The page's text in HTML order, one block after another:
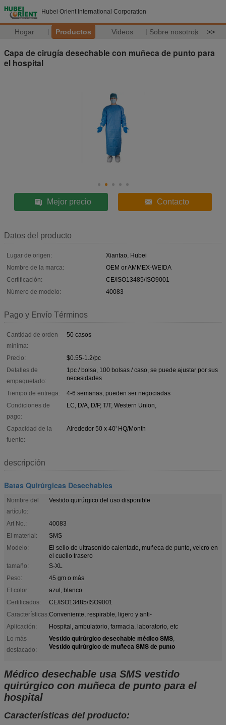
Hubei Orient International Corporation
Hogar Productos Videos Sobre nosotros >>
Capa de cirugía desechable con muñeca de punto para
el hospital
Mejor precio Contacto
Datos del producto
Lugar de origen:
Xiantao, Hubei
Nombre de la marca:
OEM or AMMEX-WEIDA
Certificación:
CE/ISO13485/ISO9001
Número de modelo:
40083
Pago y Envío Términos
Cantidad de orden
mínima:
50 casos
Precio:
$0.55-1.2/pc
Detalles de
empaquetado:
1pc / bolsa, 100 bolsas / caso, se puede ajustar por sus
necesidades
Tiempo de entrega:
4-6 semanas, pueden ser negociadas
Condiciones de
pago:
LC, D/A, D/P, T/T, Western Union,
Capacidad de la
fuente:
Alrededor 50 x 40' HQ/Month
descripción
Batas Quirúrgicas Desechables
Nombre del
artículo:
Vestido quirúrgico del uso disponible
Art No.:
40083
El material:
SMS
Modelo:
El sello de ultrasonido calentado, muñeca de punto, velcro en
el cuello trasero
tamaño:
S-XL
Peso:
45 gm o más
El color:
azul, blanco
Certificados:
CE/ISO13485/ISO9001
Características:Conveniente, respirable, ligero y anti-
Aplicación:
Hospital, ambulatorio, farmacia, laboratorio, etc
Lo más
destacado:
Vestido quirúrgico desechable médico SMS,
Vestido quirúrgico de muñeca SMS de punto
Médico desechable usa SMS vestido
quirúrgico con muñeca de punto para el
hospital
Características del producto: